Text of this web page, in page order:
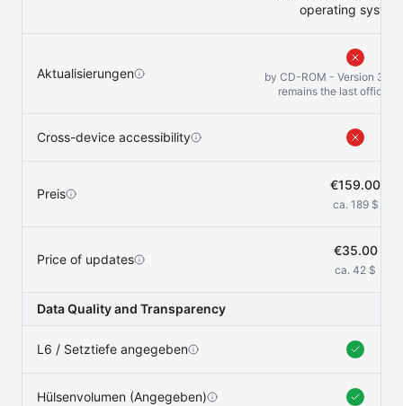
operating
Aktualisierungen
by CD-ROM - Version 3.9
remains the last official
Cross-device accessibility
Preis
€159.00
ca. 189 $
Price of updates
€35.00
ca. 42 $
Data Quality and Transparency
L6 / Setztiefe angegeben
Hülsenvolumen (Angegeben)